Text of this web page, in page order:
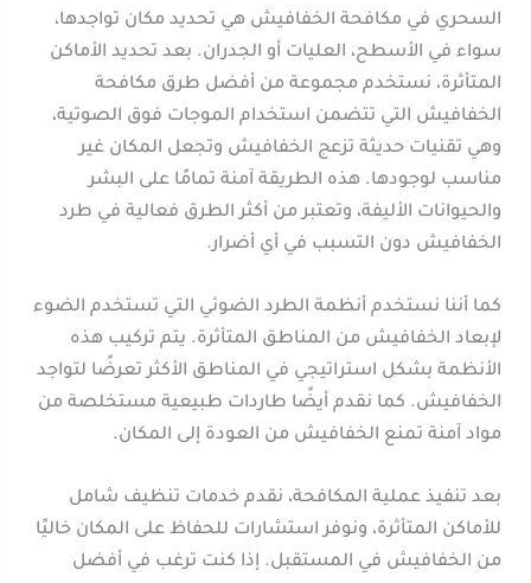
السحري في مكافحة الخفافيش هي تحديد مكان تواجدها،
سواء في الأسطح، العليات أو الجدران. بعد تحديد الأماكن
المتأثرة، نستخدم مجموعة من أفضل طرق مكافحة
الخفافيش التي تتضمن استخدام الموجات فوق الصوتية،
وهي تقنيات حديثة تزعج الخفافيش وتجعل المكان غير
مناسب لوجودها. هذه الطريقة آمنة تمامًا على البشر
والحيوانات الأليفة، وتعتبر من أكثر الطرق فعالية في طرد
الخفافيش دون التسبب في أي أضرار.
كما أننا نستخدم أنظمة الطرد الضوئي التي تستخدم الضوء
لإبعاد الخفافيش من المناطق المتأثرة. يتم تركيب هذه
الأنظمة بشكل استراتيجي في المناطق الأكثر تعرضًا لتواجد
الخفافيش. كما نقدم أيضًا طاردات طبيعية مستخلصة من
مواد آمنة تمنع الخفافيش من العودة إلى المكان.
بعد تنفيذ عملية المكافحة، نقدم خدمات تنظيف شامل
للأماكن المتأثرة، ونوفر استشارات للحفاظ على المكان خاليًا
من الخفافيش في المستقبل. إذا كنت ترغب في أفضل